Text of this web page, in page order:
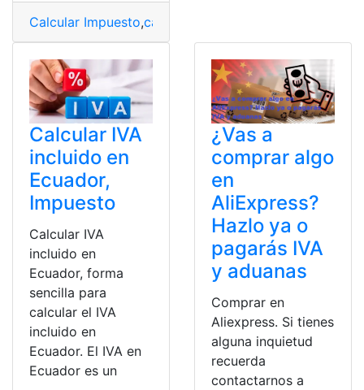
Calcular Impuesto,cálculos
Calcular IVA
incluido en
Ecuador,
Impuesto
Calcular IVA
incluido en
Ecuador, forma
sencilla para
calcular el IVA
incluido en
Ecuador. El IVA en
Ecuador es un
¿Vas a
comprar algo
en
AliExpress?
Hazlo ya o
pagarás IVA
y aduanas
Comprar en
Aliexpress. Si tienes
alguna inquietud
recuerda
contactarnos a